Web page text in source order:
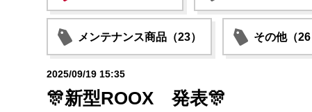
メンテナンス商品（23） その他（26
2025/09/19 15:35
🎊新型ROOX 発表🎊